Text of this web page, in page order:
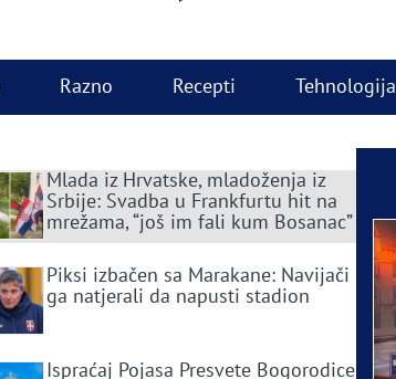
Razno Recepti Tehnologija
Mlada iz Hrvatske, mladoženja iz
Srbije: Svadba u Frankfurtu hit na
mrežama, “još im fali kum Bosanac”
Piksi izbačen sa Marakane: Navijači
ga natjerali da napusti stadion
Ispraćaj Pojasa Presvete Bogorodice